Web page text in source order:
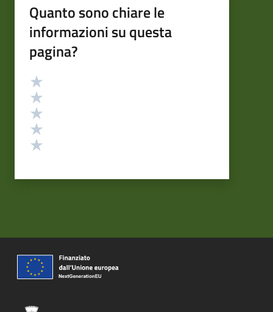
Quanto sono chiare le
informazioni su questa
pagina?
Valutazione